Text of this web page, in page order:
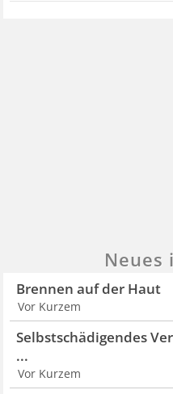
Neues
Brennen auf der Haut
Vor Kurzem
Selbstschädigendes
...
Vor Kurzem